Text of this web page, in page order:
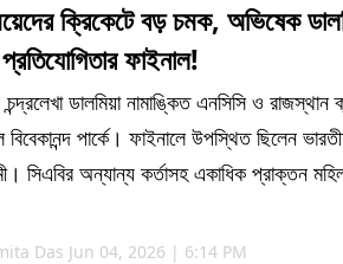
ক্রিকেটে বড় চমক, অভিষেক
ফাইনাল!
ডালমিয়া নামাঙ্কিত এনসিসি ও রাজস্থান
পার্কে। ফাইনালে উপস্থিত ছিলেন
সিএবির অন্যান্য কর্তাসহ একাধিক প্রাক্তন
Das Jun 04, 2026 | 6:14 PM